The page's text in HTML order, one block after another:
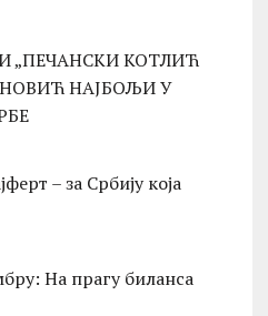
„ПЕЧАНСКИ КОТЛИЋ
НАЈБОЉИ У
– за Србију која
На прагу биланса